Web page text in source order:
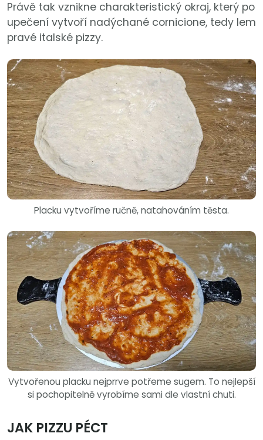
Právě tak vznikne charakteristický okraj, který po
upečení vytvoří nadýchané cornicione, tedy lem
pravé italské pizzy.
Placku vytvoříme ručně, natahováním těsta.
Vytvořenou placku nejprrve potřeme sugem. To nejlepší
si pochopitelně vyrobíme sami dle vlastní chuti.
JAK PIZZU PÉCT